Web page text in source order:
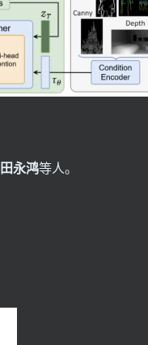
田永鸿等人。